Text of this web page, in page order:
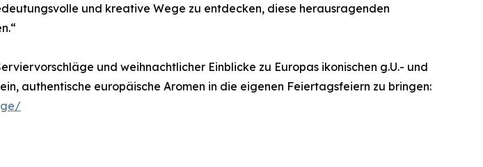
und kreative Wege zu entdecken, diese herausragenden
und weihnachtlicher Einblicke zu Europas ikonischen g.U.- und
authentische europäische Aromen in die eigenen Feiertagsfeiern zu bringen: